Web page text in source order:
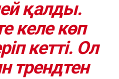
қалды.
келе көп
кетті. Ол
трендтен